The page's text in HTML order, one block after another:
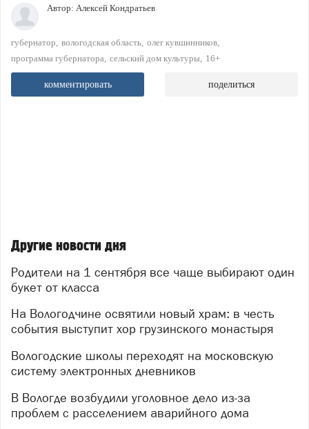
Автор: Алексей Кондратьев
губернатор вологодская область олег кувшинников
программа губернатора сельский дом культуры 16+
комментировать поделиться
Другие новости дня
Родители на 1 сентября все чаще выбирают один
букет от класса
На Вологодчине освятили новый храм: в честь
события выступит хор грузинского монастыря
Вологодские школы переходят на московскую
систему электронных дневников
В Вологде возбудили уголовное дело из-за
проблем с расселением аварийного дома